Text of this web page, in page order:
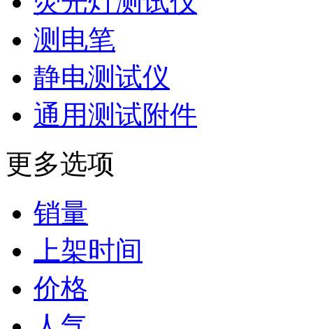
测电笔
静电测试仪
通用测试附件
更多选项
销量
上架时间
价格